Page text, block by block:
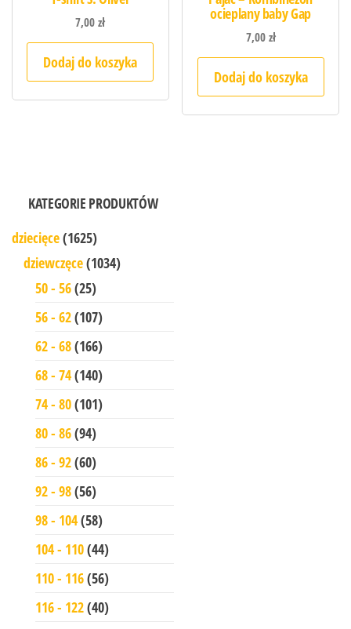
7,00zł
Dodaj do koszyka
ocieplany baby Gap
7,00zł
Dodaj do koszyka
KATEGORIE PRODUKTÓW
dziecięce(1625)
dziewczęce(1034)
50 - 56(25)
56 - 62(107)
62 - 68(166)
68 - 74(140)
74 - 80(101)
80 - 86(94)
86 - 92(60)
92 - 98(56)
98 - 104(58)
104 - 110(44)
110 - 116(56)
116 - 122(40)